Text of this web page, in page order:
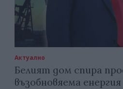
Актуално
Белият дом спира
възобновяема